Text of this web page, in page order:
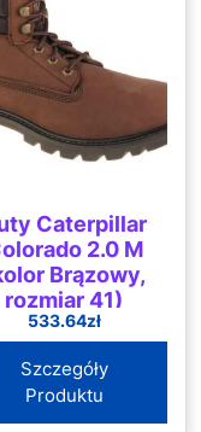
Caterpillar
2.0 M
Brązowy,
rozmiar 41)
533.64zł
Szczegóły
Produktu